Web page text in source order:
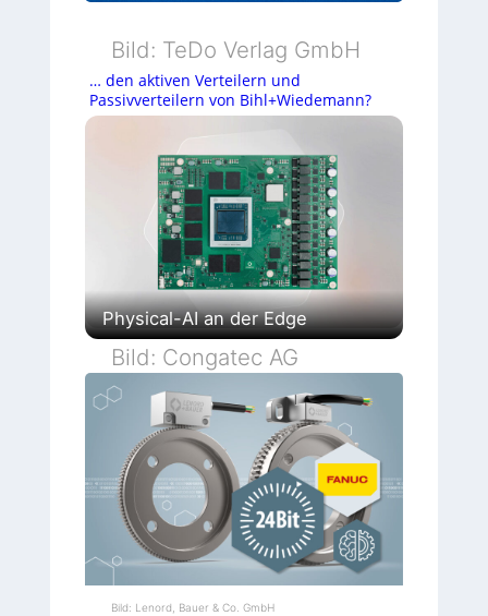
Bild: TeDo Verlag GmbH
… den aktiven Verteilern und
Passivverteilern von Bihl+Wiedemann?
Physical-AI an der Edge
Bild: Congatec AG
Bild: Lenord, Bauer & Co. GmbH